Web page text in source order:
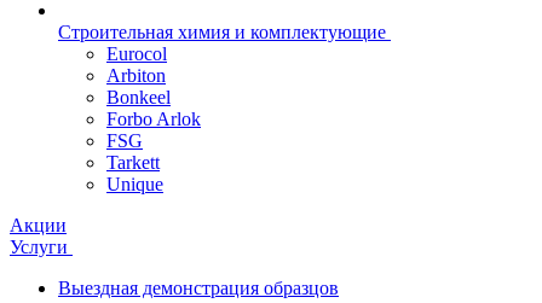
Строительная химия и комплектующие
Eurocol
Arbiton
Bonkeel
Forbo Arlok
FSG
Tarkett
Unique
Акции
Услуги
Выездная демонстрация образцов